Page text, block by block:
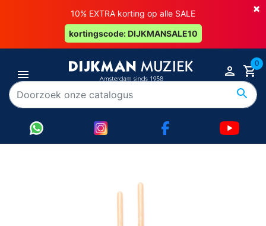
×
10% EXTRA korting op alle SALE
kortingscode: DIJKMANSALE10
0